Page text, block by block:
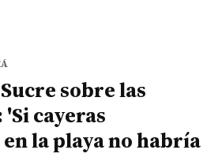
sobre las
cayeras
la playa no habría